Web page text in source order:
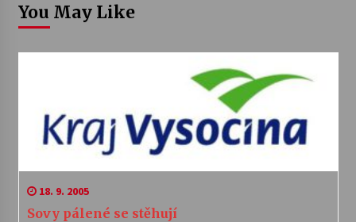
You May Like
18. 9. 2005
Sovy pálené se stěhují